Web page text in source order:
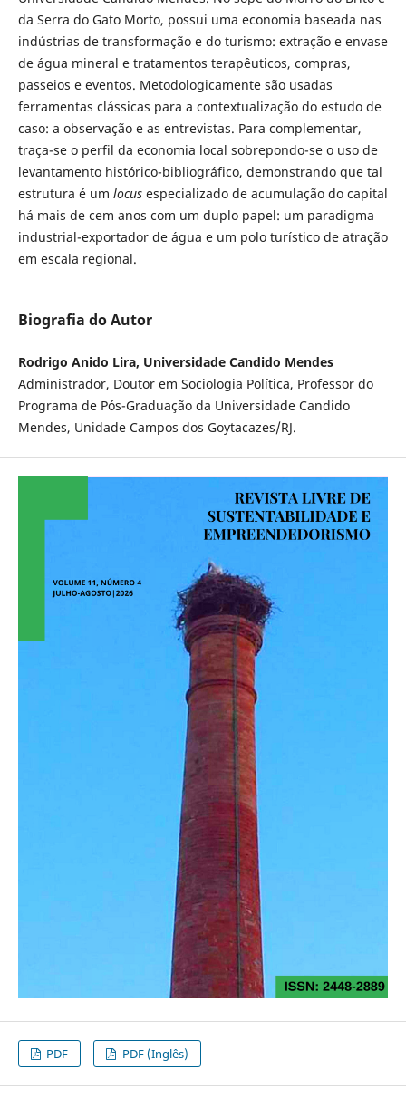
da Serra do Gato Morto, possui uma economia baseada nas
indústrias de transformação e do turismo: extração e envase
de água mineral e tratamentos terapêuticos, compras,
passeios e eventos. Metodologicamente são usadas
ferramentas clássicas para a contextualização do estudo de
caso: a observação e as entrevistas. Para complementar,
traça-se o perfil da economia local sobrepondo-se o uso de
levantamento histórico-bibliográfico, demonstrando que tal
estrutura é um locusespecializado de acumulação do capital
há mais de cem anos com um duplo papel: um paradigma
industrial-exportador de água e um polo turístico de atração
em escala regional.
Biografia do Autor
Rodrigo Anido Lira, Universidade Candido Mendes
Administrador, Doutor em Sociologia Política, Professor do
Programa de Pós-Graduação da Universidade Candido
Mendes, Unidade Campos dos Goytacazes/RJ.
PDF PDF (Inglês)